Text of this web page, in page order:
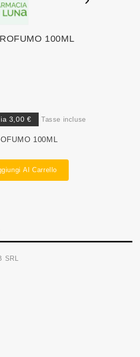
100ML
3,00 € Tasse incluse
100ML
Al Carrello
SRL